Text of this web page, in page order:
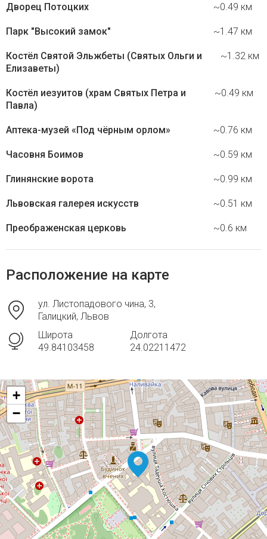
Дворец Потоцких ~0.49 км
Парк "Высокий замок" ~1.47 км
Костёл Святой Эльжбеты (Святых Ольги и
Елизаветы)
~1.32 км
Костёл иезуитов (храм Святых Петра и
Павла)
~0.49 км
Аптека-музей «Под чёрным орлом» ~0.76 км
Часовня Боимов ~0.59 км
Глинянские ворота ~0.99 км
Львовская галерея искусств ~0.51 км
Преображенская церковь ~0.6 км
Расположение на карте
ул. Листопадового чина, 3,
Галицкий, Львов
Широта
49.84103458
Долгота
24.02211472
+
−